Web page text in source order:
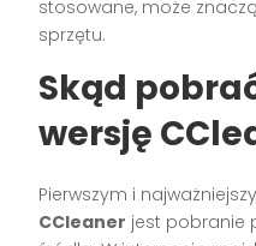
stosowane, może
sprzętu.
Skąd
wersję
Pierwszym i
CCleaner jest pobranie